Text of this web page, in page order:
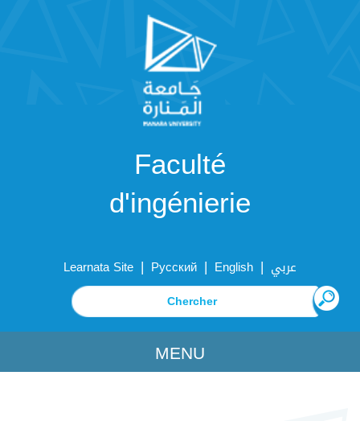
Faculté
d'ingénierie
Learnata Site | Русский | English | عربي
MENU